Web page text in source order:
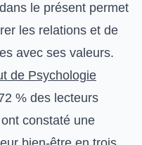
le présent permet
les relations et de
avec ses valeurs.
de Psychologie
% des lecteurs
constaté une